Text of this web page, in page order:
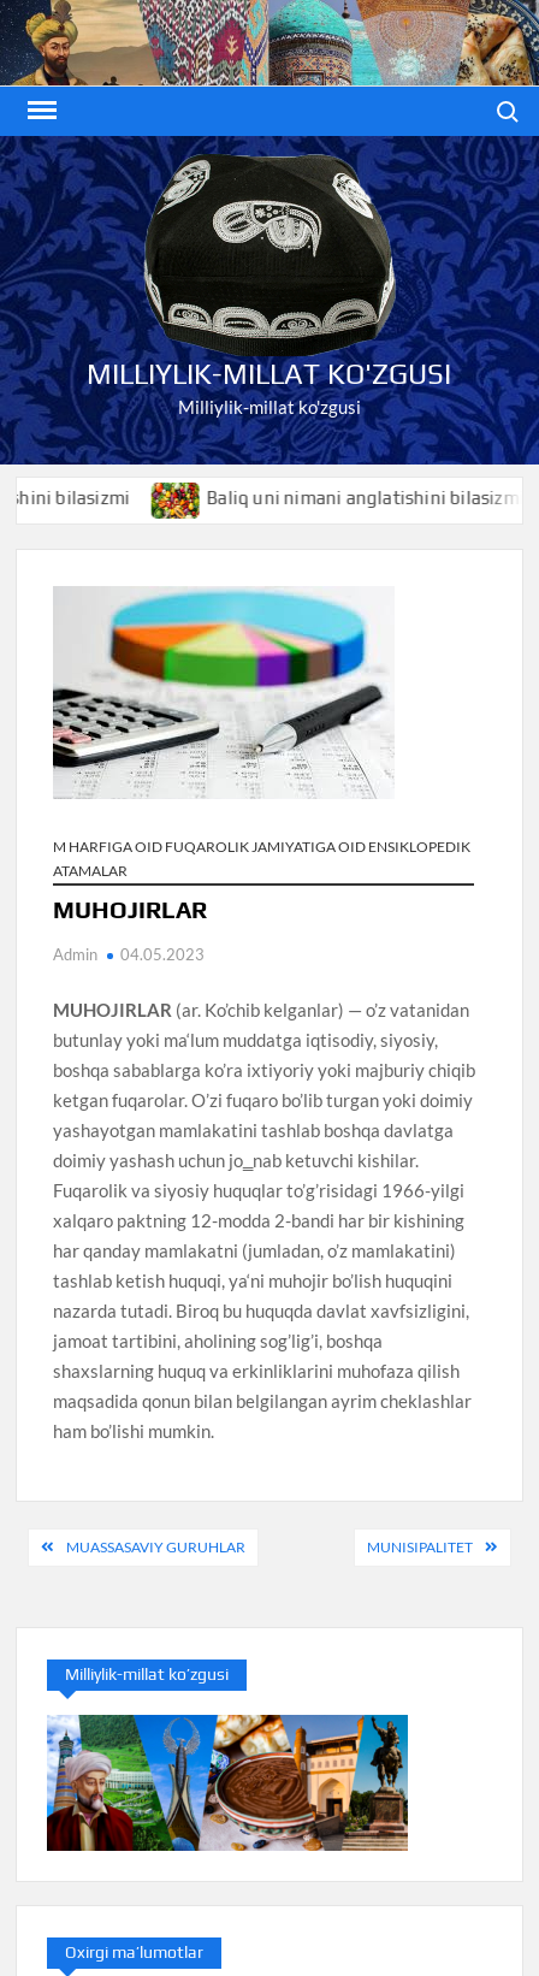
Skip
to
content
MILLIYLIK-MILLAT KO'ZGUSI
Milliylik-millat ko'zgusi
bilasizmi Baliq uni nimani anglatishini bilasizmi
M HARFIGA OID FUQAROLIK JAMIYATIGA OID ENSIKLOPEDIK
ATAMALAR
MUHOJIRLAR
Admin 04.05.2023
MUHOJIRLAR (ar. Ko’chib kelganlar) — o’z vatanidan
butunlay yoki ma‘lum muddatga iqtisodiy, siyosiy,
boshqa sabablarga ko’ra ixtiyoriy yoki majburiy chiqib
ketgan fuqarolar. O’zi fuqaro bo’lib turgan yoki doimiy
yashayotgan mamlakatini tashlab boshqa davlatga
doimiy yashash uchun jo‗nab ketuvchi kishilar.
Fuqarolik va siyosiy huquqlar to’g’risidagi 1966-yilgi
xalqaro paktning 12-modda 2-bandi har bir kishining
har qanday mamlakatni (jumladan, o’z mamlakatini)
tashlab ketish huquqi, ya‘ni muhojir bo’lish huquqini
nazarda tutadi. Biroq bu huquqda davlat xavfsizligini,
jamoat tartibini, aholining sog’lig’i, boshqa
shaxslarning huquq va erkinliklarini muhofaza qilish
maqsadida qonun bilan belgilangan ayrim cheklashlar
ham bo’lishi mumkin.
PostMUASSASAVIY GURUHLAR MUNISIPALITET
Milliylik-millat ko’zgusi
Oxirgi ma’lumotlar